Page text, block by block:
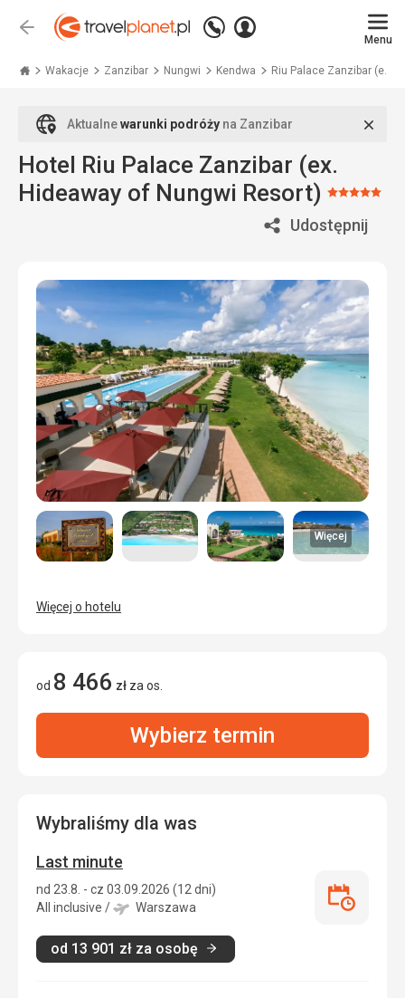
Wstecz
Zadzwoń
+48
771
Zaloguj
Menu
Wakacje Zanzibar Nungwi Kendwa Riu Palace Zanzibar (e...
Aktualnewarunki podróży na Zanzibar
Hotel Riu Palace Zanzibar (ex.
Hideaway of Nungwi Resort) Ocena:
5/5
Udostępnij
Więcej
Więcej o hotelu
od 8 466 zł za os.
Wybierz termin
Wybraliśmy dla was
Last minute
nd 23.8. - cz 03.09.2026 (12 dni)
All inclusive / Warszawa
od 13 901 zł za osobę
Last